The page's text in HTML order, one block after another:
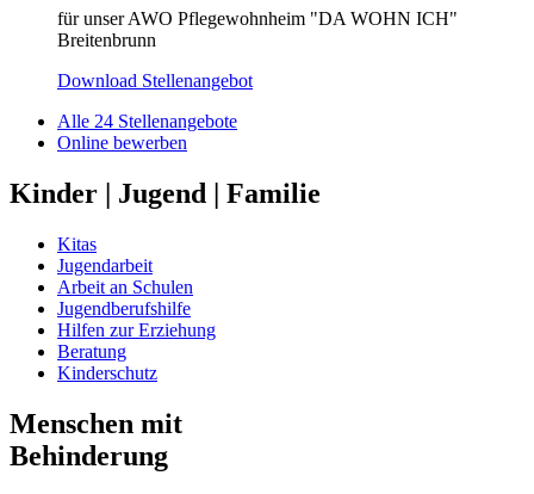
für unser AWO Pflegewohnheim "DA WOHN ICH"
Breitenbrunn
Download Stellenangebot
Alle 24 Stellenangebote
Online bewerben
Kinder | Jugend | Familie
Kitas
Jugendarbeit
Arbeit an Schulen
Jugendberufshilfe
Hilfen zur Erziehung
Beratung
Kinderschutz
Menschen mit
Behinderung